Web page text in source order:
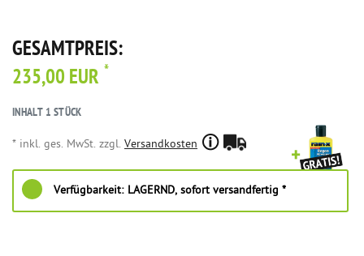
GESAMTPREIS:
235,00 EUR *
INHALT 1STÜCK
* inkl. ges. MwSt. zzgl. Versandkosten
Verfügbarkeit: LAGERND, sofort versandfertig *